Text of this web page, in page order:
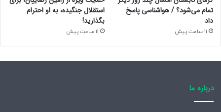
تمام می‌شود؟ / هواشناسی پاسخ
داد
11 ساعت پیش
استقلال جنگیده، به او احترام
بگذارید!
11 ساعت پیش
درباره ما